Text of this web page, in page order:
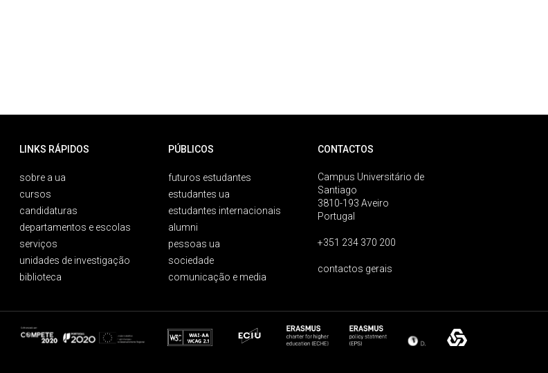
LINKS RÁPIDOS
sobre a ua
cursos
candidaturas
departamentos e escolas
serviços
unidades de investigação
biblioteca
PÚBLICOS
futuros estudantes
estudantes ua
estudantes internacionais
alumni
pessoas ua
sociedade
comunicação e media
CONTACTOS
Campus Universitário de
Santiago
3810-193 Aveiro
Portugal
+351 234 370 200
contactos gerais